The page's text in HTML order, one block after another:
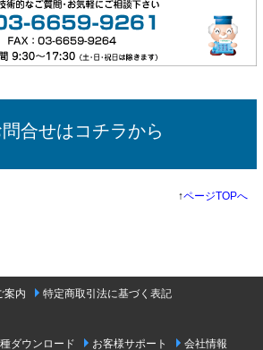
問合せはコチラから
↑ページTOPへ
案内
特定商取引法に基づく表記
ダウンロード お客様サポート 会社情報